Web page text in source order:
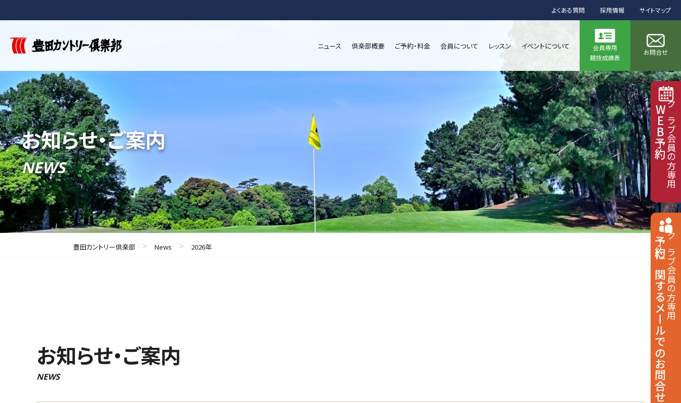
よくある質問 採用情報 サイトマップ
ニュース 倶楽部概要 ご予約・料金 会員について レッスン イベントについて
会員専用
競技成績表
お問合せ
クラブ会員の方専用
WEB予約
クラブ会員の方専用
予約に関する
メールでのお問合せ
お知らせ・ご案内
NEWS
豊田カントリー倶楽部 > News > 2026年
お知らせ・ご案内
NEWS